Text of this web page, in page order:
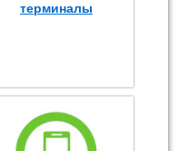
терминалы